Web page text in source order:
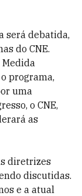
será debatida,
do CNE.
Medida
programa,
uma
o CNE,
as
diretrizes
discutidas.
e a atual